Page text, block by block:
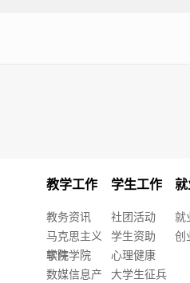
教学工作
教务资讯
马克思主义
学院
软件学院
数媒信息产
学生工作
社团活动
学生资助
心理健康
大学生征兵
就
创